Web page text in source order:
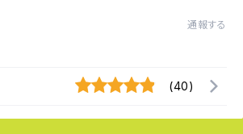
通報する
(40)